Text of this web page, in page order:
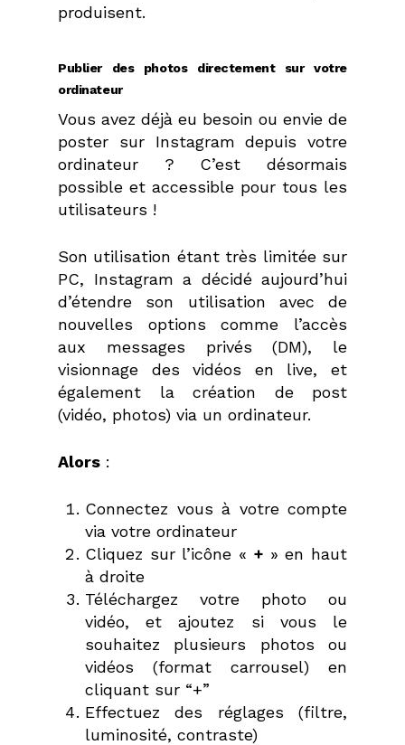
produisent.
Publier des photos directement sur votre
ordinateur
Vous avez déjà eu besoin ou envie de
poster sur Instagram depuis votre
ordinateur ? C’est désormais
possible et accessible pour tous les
utilisateurs !
Son utilisation étant très limitée sur
PC, Instagram a décidé aujourd’hui
d’étendre son utilisation avec de
nouvelles options comme l’accès
aux messages privés (DM), le
visionnage des vidéos en live, et
également la création de post
(vidéo, photos) via un ordinateur.
Alors :
Connectez vous à votre compte
via votre ordinateur
Cliquez sur l’icône « +» en haut
à droite
Téléchargez votre photo ou
vidéo, et ajoutez si vous le
souhaitez plusieurs photos ou
vidéos (format carrousel) en
cliquant sur “+”
Effectuez des réglages (filtre,
luminosité, contraste)